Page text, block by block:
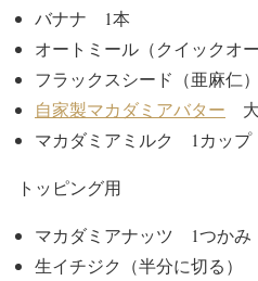
バナナ 1本
オートミール（クイックオ
フラックスシード（亜麻仁
自家製マカダミアバター 大
マカダミアミルク 1カップ
トッピング用
マカダミアナッツ 1つかみ
生イチジク（半分に切る）